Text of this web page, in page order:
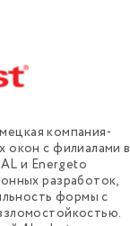
компания-
окон с филиалами в
и Energeto
разработок,
формы с